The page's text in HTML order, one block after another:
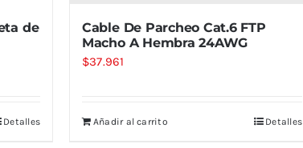
de
Detalles
Cable De Parcheo Cat.6 FTP
Macho A Hembra 24AWG
$37.961
Añadir al carrito Detalles